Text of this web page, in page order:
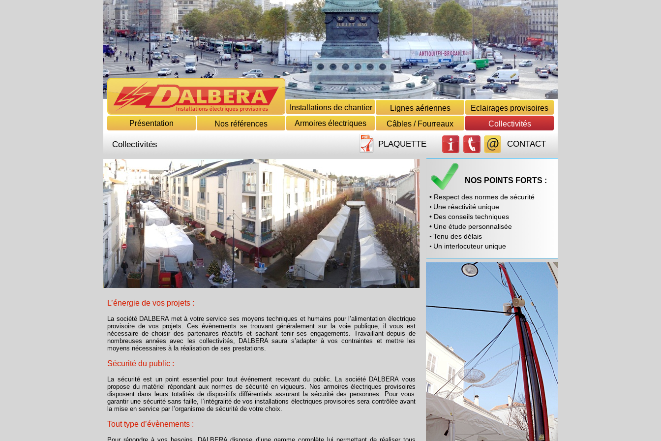
Armoires électriques
Eclairages provisoires
Collectivités
Présentation Nos références
Lignes aériennes
Installations de chantier
Câbles / Fourreaux
PLAQUETTE
Collectivités
L’énergie de vos projets :
La société DALBERAmet à votre service ses moyens techniques et humains pour l’alimentation électrique
provisoire de vos projets. Ces évènements se trouvant généralement sur la voie publique, il vous est
nécessaire de choisir des partenaires réactifs et sachant tenir ses engagements. Travaillant depuis de
nombreuses années avec les collectivités,
DALBERAsaura s’adapter à vos contraintes et mettre les
moyens nécessaires à la réalisation de ses prestations.
Sécurité du public :
La sécurité est un point essentiel pour tout événement recevant du public. La société DALBERAvous
propose du matériel répondant aux normes de sécurité en vigueurs. Nos armoires électriques provisoires
disposent dans leurs totalités de dispositifs différentiels assurant la sécurité des personnes. Pour vous
garantir une sécurité sans faille, l’intégralité de vosinstallations électriques provisoires sera contrôlée avant
la mise en service par l’organisme de sécurité de votre choix.
Tout type d’évènements :
NOS POINTS FORTS :
• Respect des normes de sécurité
• Une réactivité unique
• Des conseils techniques
• Une étude personnalisée
• Tenu des délais
• Un interlocuteur unique
CONTACT